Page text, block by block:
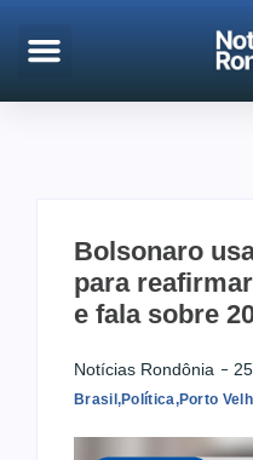
Bolsonaro
para
e fala sobre
Notícias Rondônia
Brasil,Política,Porto